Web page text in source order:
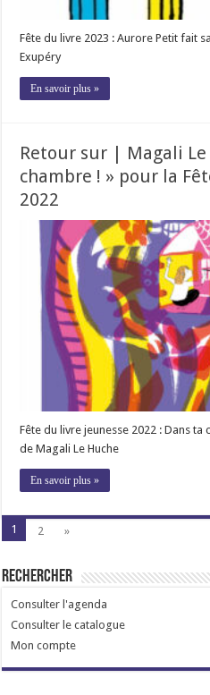
Fête du livre 2023 : Aurore Petit fait
Exupéry
En savoir plus »
Retour sur | Magali Le
chambre ! » pour la
2022
Fête du livre jeunesse 2022 : Dans
de Magali Le Huche
En savoir plus »
1 2 »
Rechercher
Consulter l'agenda
Consulter le catalogue
Mon compte